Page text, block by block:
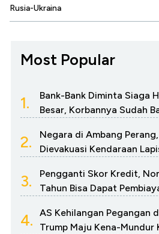
Rusia-Ukraina
Most Popular
1.
Bank-Bank Diminta Siaga
Besar, Korbannya Sudah
2.
Negara di Ambang
Dievakuasi Kendaraan
3.
Pengganti Skor Kredit,
Tahun Bisa Dapat
4.
AS Kehilangan Pegangan
Trump Maju Kena-Mundur